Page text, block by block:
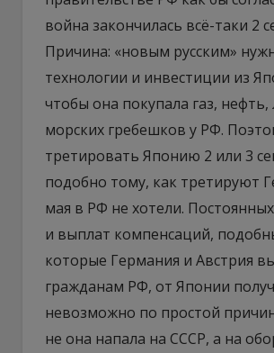
война закончилась всё-таки 2
Причина: «новым русским»
технологии и инвестиции из
чтобы она покупала газ, нефть,
морских гребешков у РФ.
третировать Японию 2 или 3
подобно тому, как третируют
мая в РФ не хотели.
и выплат компенсаций,
которые Германия и Австрия
гражданам РФ, от Японии
невозможно по простой
не она напала на СССР, а на